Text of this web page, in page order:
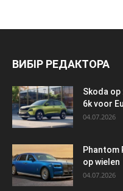
ВИБІР РЕДАКТОРА
Skoda
6k voor
04.07.2026
Phantom
op wielen
04.07.2026